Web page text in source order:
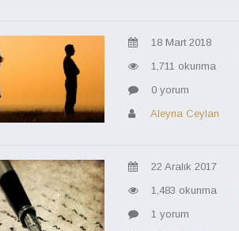
18 Mart 2018
1,711 okunma
0 yorum
Aleyna Ceylan
22 Aralık 2017
1,483 okunma
1 yorum